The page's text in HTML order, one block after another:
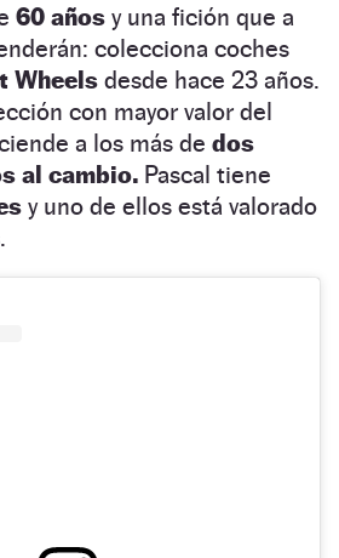
60 años y una fición que a
colecciona coches
Wheels desde hace 23 años.
con mayor valor del
a los más de dos
al cambio. Pascal tiene
y uno de ellos está valorado